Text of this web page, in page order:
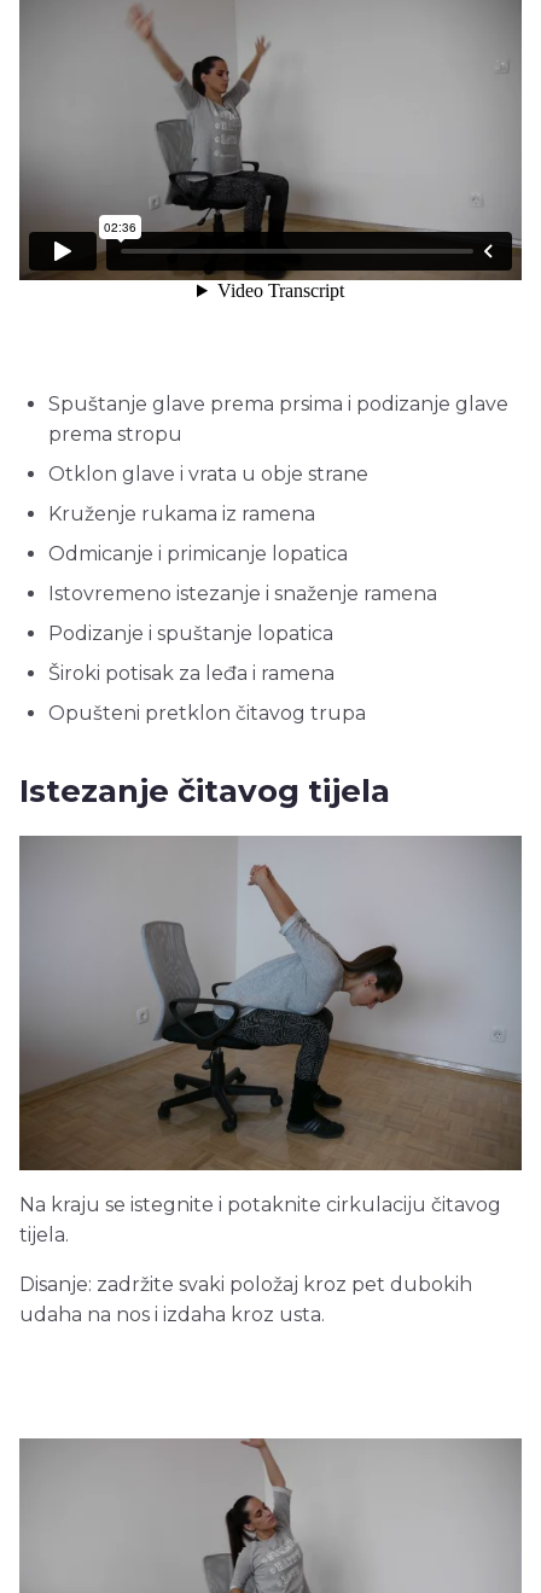
Spuštanje glave prema prsima i podizanje glave
prema stropu
Otklon glave i vrata u obje strane
Kruženje rukama iz ramena
Odmicanje i primicanje lopatica
Istovremeno istezanje i snaženje ramena
Podizanje i spuštanje lopatica
Široki potisak za leđa i ramena
Opušteni pretklon čitavog trupa
Istezanje čitavog tijela
Na kraju se istegnite i potaknite cirkulaciju čitavog
tijela.
Disanje: zadržite svaki položaj kroz pet dubokih
udaha na nos i izdaha kroz usta.